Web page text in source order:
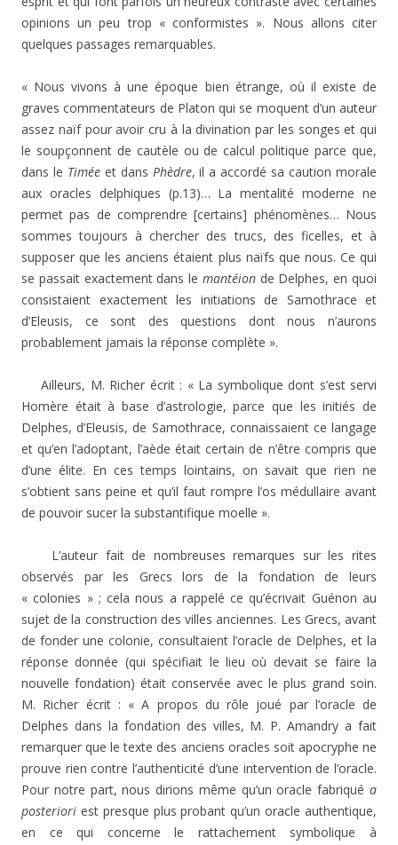
opinions un peu trop « conformistes ». Nous allons citer
quelques passages remarquables.
« Nous vivons à une époque bien étrange, où il existe de
graves commentateurs de Platon qui se moquent d’un auteur
assez naïf pour avoir cru à la divination par les songes et qui
le soupçonnent de cautèle ou de calcul politique parce que,
dans le Timéeet dans Phèdre, il a accordé sa caution morale
aux oracles delphiques (p.13)… La mentalité moderne ne
permet pas de comprendre [certains] phénomènes… Nous
sommes toujours à chercher des trucs, des ficelles, et à
supposer que les anciens étaient plus naïfs que nous. Ce qui
se passait exactement dans le mantéionde Delphes, en quoi
consistaient exactement les initiations de Samothrace et
d’Eleusis, ce sont des questions dont nous n’aurons
probablement jamais la réponse complète ».
Ailleurs, M. Richer écrit : « La symbolique dont s’est servi
Homère était à base d’astrologie, parce que les initiés de
Delphes, d’Eleusis, de Samothrace, connaissaient ce langage
et qu’en l’adoptant, l’aède était certain de n’être compris que
d’une élite. En ces temps lointains, on savait que rien ne
s’obtient sans peine et qu’il faut rompre l’os médullaire avant
de pouvoir sucer la substantifique moelle ».
L’auteur fait de nombreuses remarques sur les rites
observés par les Grecs lors de la fondation de leurs
« colonies » ; cela nous a rappelé ce qu’écrivait Guénon au
sujet de la construction des villes anciennes. Les Grecs, avant
de fonder une colonie, consultaient l’oracle de Delphes, et la
réponse donnée (qui spécifiait le lieu où devait se faire la
nouvelle fondation) était conservée avec le plus grand soin.
M. Richer écrit : « A propos du rôle joué par l’oracle de
Delphes dans la fondation des villes, M. P. Amandry a fait
remarquer que le texte des anciens oracles soit apocryphe ne
prouve rien contre l’authenticité d’une intervention de l’oracle.
Pour notre part, nous dirions même qu’un oracle fabriqué a
posteriori est presque plus probant qu’un oracle authentique,
en ce qui concerne le rattachement symbolique à